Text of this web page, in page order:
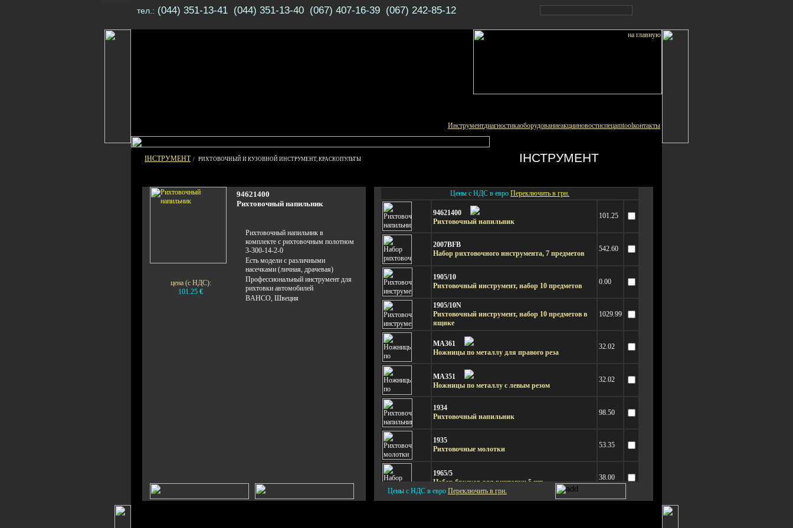
тел.: (044) 351-13-41 (044) 351-13-40 (067) 407-16-39 (067) 242-85-12
Инструментдиагностикаоборудованиеакцииновостиспецamtoolконтакты
ІНСТРУМЕНТ / РИХТОВОЧНЫЙ И КУЗОВНОЙ ИНСТРУМЕНТ, КРАСКОПУЛЬТЫ ІНСТРУМЕНТ
цена (с НДС):
101.25 €
94621400
Рихтовочный напильник
Рихтовочный напильник в
комплекте с рихтовочным полотном
3-300-14-2-0
Есть модели с различными
насечками (личная, драчевая)
Профессиональный инструмент для
рихтовки автомобилей
BAHCO, Швеция
Цены с НДС в евро Переключить в грн.
94621400
Рихтовочный напильник
101.25
2007BFB
Набор рихтовочного инструмента, 7 предметов
542.60
1905/10
Рихтовочный инструмент, набор 10 предметов
0.00
1905/10N
Рихтовочный инструмент, набор 10 предметов в
ящике
1029.99
MA361
Ножницы по металлу для правого реза
32.02
MA351
Ножницы по металлу с левым резом
32.02
1934
Рихтовочный напильник
98.50
1935
Рихтовочные молотки
53.35
1965/5
Набор брусков для рихтовки 5 шт.
38.00
Цены с НДС в евро Переключить в грн.